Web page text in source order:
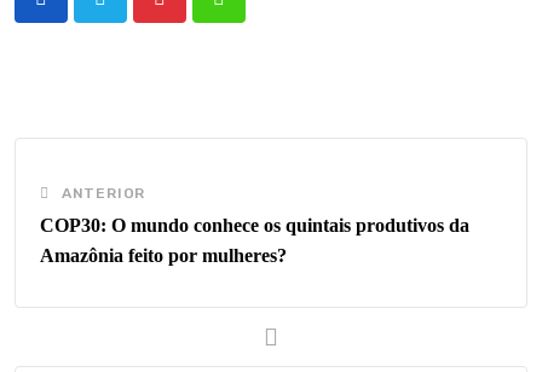
PinterestWhatsapp
ANTERIOR
COP30: O mundo conhece os quintais produtivos da
Amazônia feito por mulheres?